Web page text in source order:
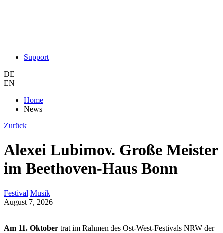
Support
DE
EN
Home
News
Zurück
Alexei Lubimov. Große Meister
im Beethoven-Haus Bonn
Festival Musik
August 7, 2026
Am 11. Oktober trat im Rahmen des Ost-West-Festivals NRW der